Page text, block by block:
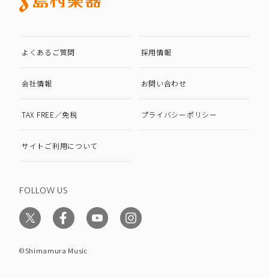
よくあるご質問 採用情報
会社情報 お問い合わせ
TAX FREE／免税 プライバシーポリシー
サイトご利用について
FOLLOW US
©Shimamura Music